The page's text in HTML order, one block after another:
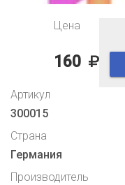
Цена
160
Артикул
300015
Страна
Германия
Производитель